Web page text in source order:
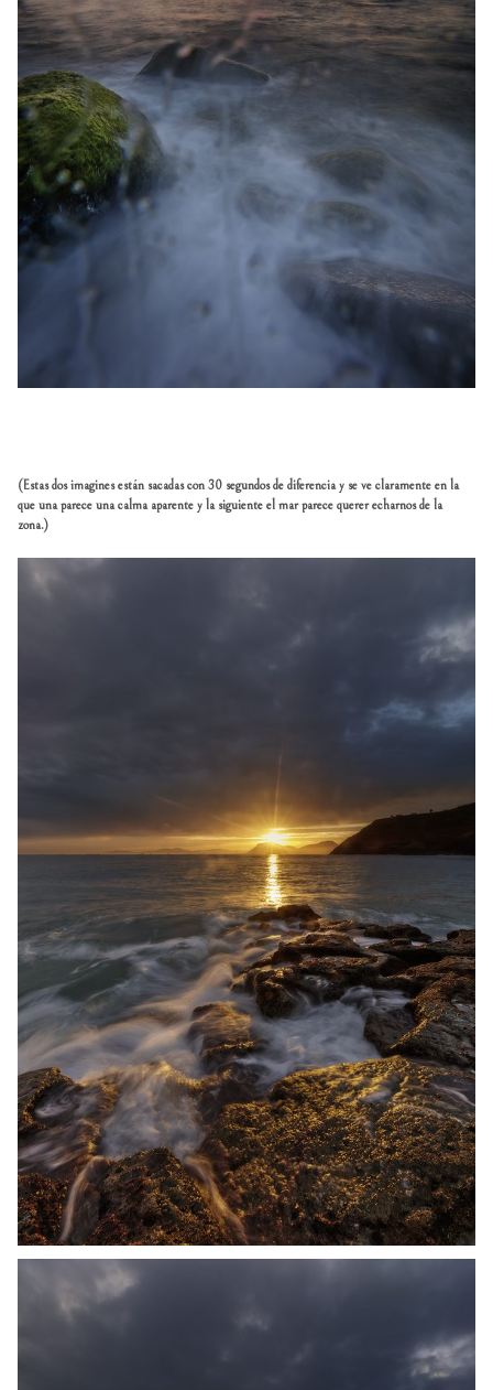
(Estas dos imagines están sacadas con 30 segundos de diferencia y se ve claramente en la
que una parece una calma aparente y la siguiente el mar parece querer echarnos de la
zona.)